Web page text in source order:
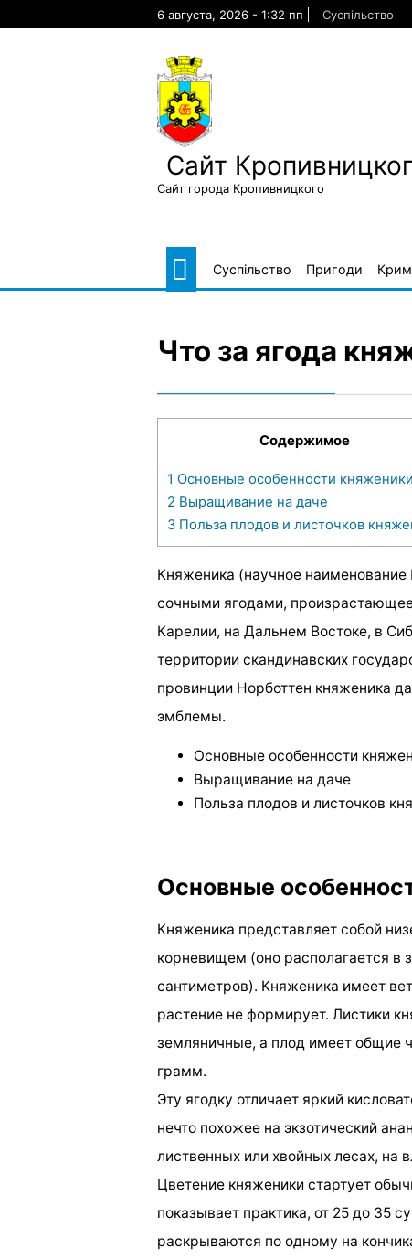
6 августа, 2026 - 1:32 пп Суспільство
Сайт
Сайт города Кропивницкого
Суспільство Пригоди
Что за ягода
Содержимое
1 Основные особенности княженики
2 Выращивание на даче
3 Польза плодов и листочков
Княженика (научное
сочными ягодами,
Карелии, на Дальнем Востоке, в
территории скандинавских
провинции Норботтен княженика
эмблемы.
Основные особенности
Выращивание на даче
Польза плодов и листочков
Основные
Княженика представляет собой
корневищем (оно располагается в
сантиметров). Княженика имеет
растение не формирует. Листики
земляничные, а плод имеет общие
грамм.
Эту ягодку отличает яркий
нечто похожее на экзотический
лиственных или хвойных лесах, на
Цветение княженики стартует
показывает практика, от 25 до 35
раскрываются по одному на